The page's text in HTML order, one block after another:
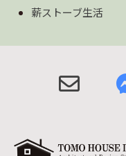
薪ストーブ生活